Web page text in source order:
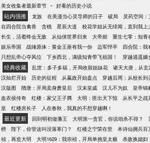
美女收集者最新章节 - 好看的历史小说
站内强推 龙族 在美漫当心灵导师的日子 破局 灵药空间
在四合院当禽兽
含桃 星辰大道 校花学姐从无绯闻，直到我上
长生，活着终会无敌
从仙侠世界归来 大帝姬 重生七零：知青
娱乐帝国
战锤原体：黄金王座有我一份 边军悍卒 四合院：我
只想乱帝心夺凤位
下乡西北，满级知青带飞祖国！ 穿越逍遥嫡
经典收藏 乱世：多子多福，开局收留姐妹花 诸天大唐，从玄
汉灿烂开始
历史的征程 从嬴政开始盘点 穿越后周：从校长到
汉版图
隋唐：开局卖身萧皇后 汉末皇戚 汉儿不为奴 皇帝锦
血衣侯传奇
红楼：家父王子腾 大明：匪出天下惊 从长平之战
皇
红楼庶长子 人在春秋，我真的不想穿越啊！
最近更新 回到明初做藩王 大明第一贪官，你说咱杀不得？
榜
陛下，你管这叫没落寒门？ 红楼之宁荣在世 本诗仙拥兵百
祯，再造大明
大明1629：我崇祯，开局单挑皇太极 杀敌换媳妇